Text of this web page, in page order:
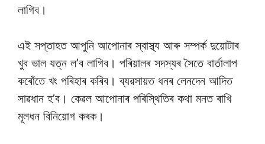
লাগিব।
এই সপ্তাহত আপুনি আপোনাৰ স্বাস্থ্য আৰু সম্পৰ্ক দুয়োটাৰ
খুব ভাল যত্ন ল’ব লাগিব। পৰিয়ালৰ সদস্যৰ সৈতে বাৰ্তালাপ
কৰোঁতে খং পৰিহাৰ কৰিব। ব্যৱসায়ত ধনৰ লেনদেন আদিত
সাৱধান হ’ব। কেৱল আপোনাৰ পৰিস্থিতিৰ কথা মনত ৰাখি
মূলধন বিনিয়োগ কৰক।